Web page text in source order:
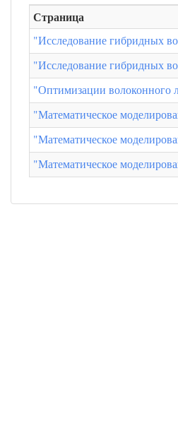
Страница
"Исследование гибридных
"Исследование гибридных
"Оптимизации волоконного
"Математическое
"Математическое
"Математическое